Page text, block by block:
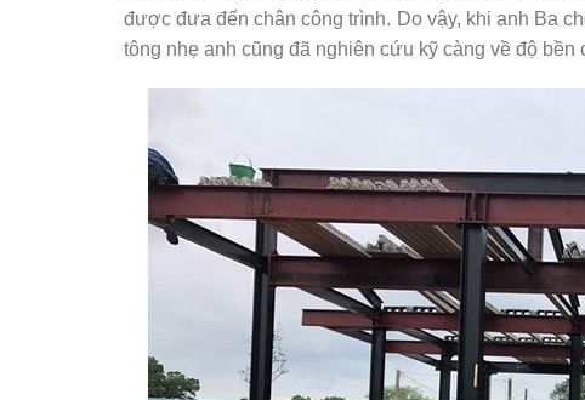
được đưa đến chân công trình. Do vậy, khi anh Ba
tông nhẹ anh cũng đã nghiên cứu kỹ càng về độ